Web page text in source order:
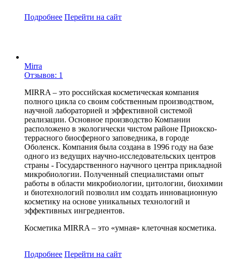
Подробнее Перейти на сайт
Mirra
Отзывов: 1
MIRRA – это российская косметическая компания
полного цикла со своим собственным производством,
научной лабораторией и эффективной системой
реализации. Основное производство Компании
расположено в экологически чистом районе Приокско-
террасного биосферного заповедника, в городе
Оболенск. Компания была создана в 1996 году на базе
одного из ведущих научно-исследовательских центров
страны - Государственного научного центра прикладной
микробиологии. Полученный специалистами опыт
работы в области микробиологии, цитологии, биохимии
и биотехнологий позволил им создать инновационную
косметику на основе уникальных технологий и
эффективных ингредиентов.
Косметика MIRRA – это «умная» клеточная косметика.
Подробнее Перейти на сайт